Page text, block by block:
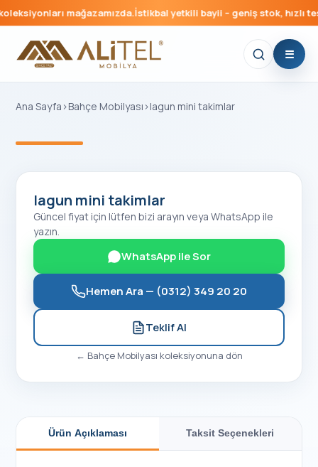
mağazamızda.İstikbal yetkili bayii – geniş stok, hızlı
Ana Sayfa ›Bahçe Mobilyası ›lagun mini takimlar
lagun mini takimlar
Güncel fiyat için lütfen bizi arayın veya WhatsApp ile
yazın.
WhatsApp ile Sor
Hemen Ara — (0312) 349 20 20
Teklif Al
← Bahçe Mobilyası koleksiyonuna dön
Ürün Açıklaması Taksit Seçenekleri